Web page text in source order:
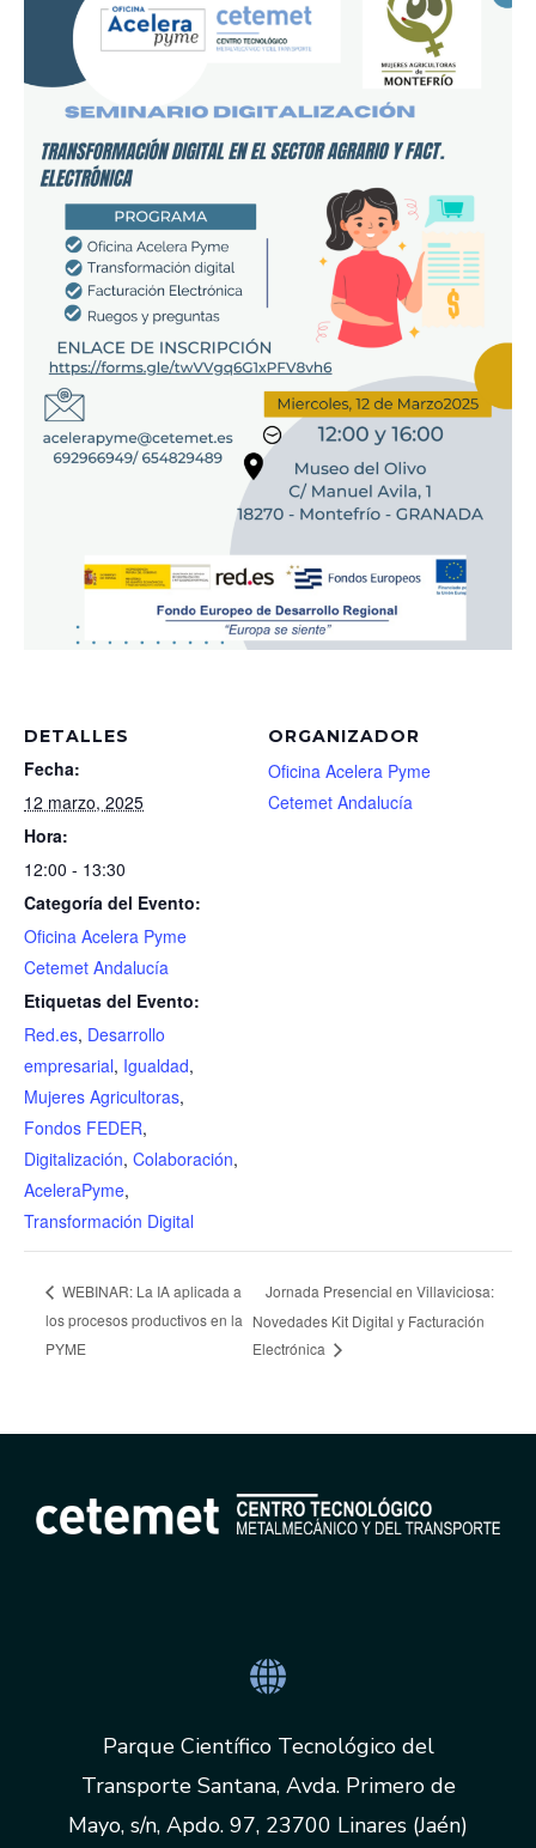
DETALLES
Fecha:
12 marzo, 2025
Hora:
12:00 - 13:30
Categoría del Evento:
Oficina Acelera Pyme
Cetemet Andalucía
Etiquetas del Evento:
Red.es, Desarrollo
empresarial, Igualdad,
Mujeres Agricultoras,
Fondos FEDER,
Digitalización, Colaboración,
AceleraPyme,
Transformación Digital
ORGANIZADOR
Oficina Acelera Pyme
Cetemet Andalucía
WEBINAR: La IA aplicada a
los procesos productivos en la
PYME
Jornada Presencial en Villaviciosa:
Novedades Kit Digital y Facturación
Electrónica
Parque Científico Tecnológico del
Transporte Santana, Avda. Primero de
Mayo, s/n, Apdo. 97, 23700 Linares (Jaén)